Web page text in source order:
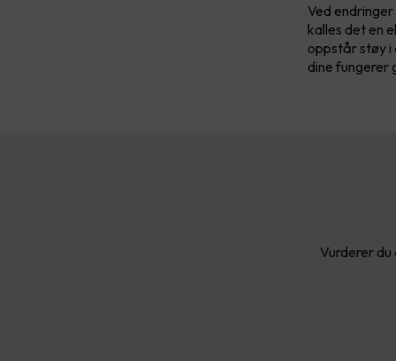
Ved
kalles det en
oppstår støy i
dine fungerer
Vurderer